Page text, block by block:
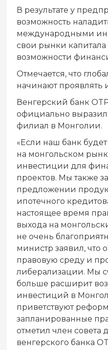
В результате у
возможность
международными
свои рынки
возможности
Отмечается, что
начинают проявлять
Венгерский банк
официально
филиал в Монголии.
«Если наш банк
на монгольском
инвестиции для
проектов. Мы также
предложении
ипотечного
настоящее время
выхода на
не очень
министр заявил, что
правовую среду и
либерализации. Мы
больше расширит
инвестиций в
приветствуют
запланированные
отметил член совета
венгерского банка